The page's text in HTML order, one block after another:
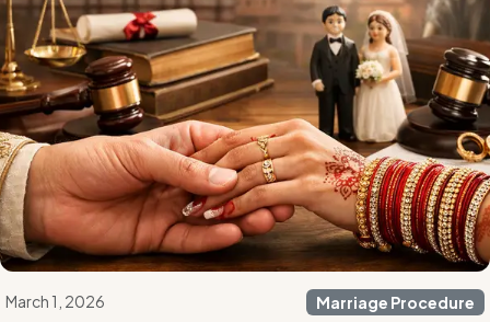
March 1, 2026 Marriage Procedure